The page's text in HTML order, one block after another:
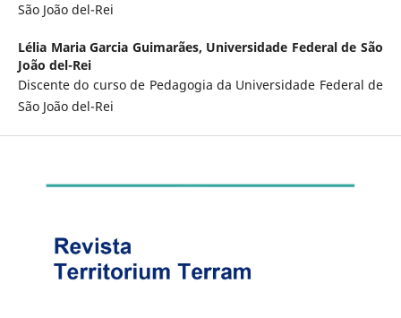
São João del-Rei
Lélia Maria Garcia Guimarães, Universidade Federal de São
João del-Rei
Discente do curso de Pedagogia da Universidade Federal de
São João del-Rei